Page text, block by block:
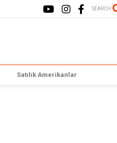
SEARCH
Satılık Amerikanlar